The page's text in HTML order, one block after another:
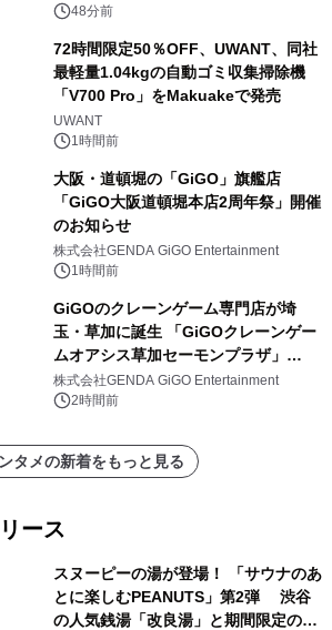
48分前
72時間限定50％OFF、UWANT、同社
最軽量1.04kgの自動ゴミ収集掃除機
「V700 Pro」をMakuakeで発売
UWANT
1時間前
大阪・道頓堀の「GiGO」旗艦店
「GiGO大阪道頓堀本店2周年祭」開催
のお知らせ
株式会社GENDA GiGO Entertainment
1時間前
GiGOのクレーンゲーム専門店が埼
玉・草加に誕生 「GiGOクレーンゲー
ムオアシス草加セーモンプラザ」
2026年8月7日(金)10時グランドオープ
ン
株式会社GENDA GiGO Entertainment
2時間前
タメの新着をもっと見る
ース
スヌーピーの湯が登場！ 「サウナのあ
とに楽しむPEANUTS」第2弾 渋谷
の人気銭湯「改良湯」と期間限定のコ